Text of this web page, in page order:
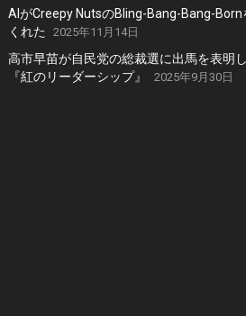
AIがCreepy NutsのBling-Bang-Bang-
くれた
2025年11月14日
高市早苗が自民党の総裁選に出馬を表明
『紅のリーダーシップ』
2025年9月30日